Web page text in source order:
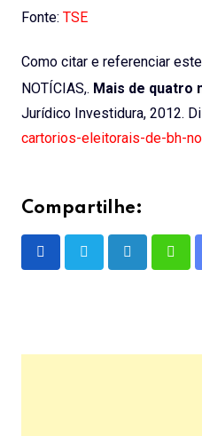
Fonte: TSE
Como citar e referenciar
NOTÍCIAS,. Mais de quatro
Jurídico Investidura, 2012.
cartorios-eleitorais-de-bh-
Compartilhe:
LinkedIn